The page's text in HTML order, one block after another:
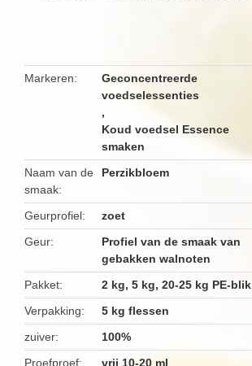
Markeren
Geconcentreerde
voedselessenties
,
Koud voedsel Essence
smaken
Naam van de
smaak
Perzikbloem
Geurprofiel
zoet
Geur
Profiel van de smaak van
gebakken walnoten
Pakket
2 kg, 5 kg, 20-25 kg PE-blik
Verpakking
5 kg flessen
zuiver
100%
Proefproef
vrij 10-20 ml